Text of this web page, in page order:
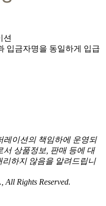
션
입금자명을 동일하게 입급
이션의 책임하에 운영되
서 상품정보, 판매 등에 대
하지 않음을 알려드립니
Rights Reserved.